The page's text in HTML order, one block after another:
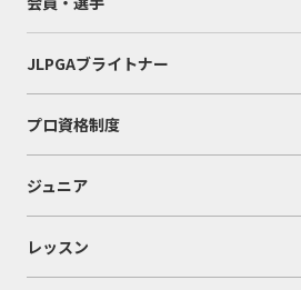
JLPGAブライトナー
プロ資格制度
ジュニア
レッスン